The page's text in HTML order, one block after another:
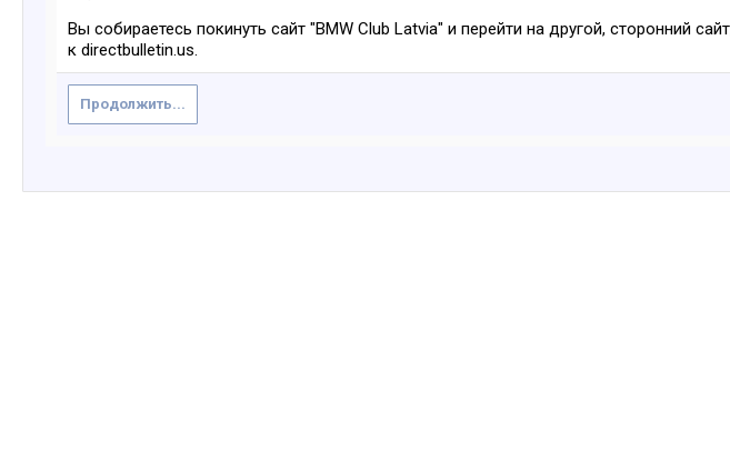
Вы собираетесь покинуть сайт "BMW Club Latvia" и перейти на другой, сторонний
к directbulletin.us.
Продолжить...